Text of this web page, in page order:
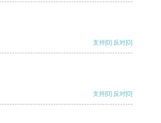
支持[0] 反对[0]
支持[0] 反对[0]